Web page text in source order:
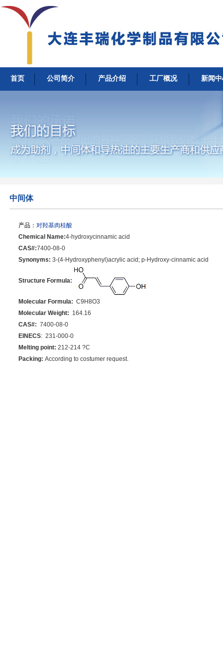
首页 公司简介 产品介绍 工厂概况 新闻
中间体
产品： 对羟基肉桂酸
Chemical Name:4-hydroxycinnamic acid
CAS#:7400-08-0
Synonyms: 3-(4-Hydroxyphenyl)acrylic acid; p-Hydroxy-cinnamic acid
Structure Formula:
Molecular Formula: C9H8O3
Molecular Weight: 164.16
CAS#: 7400-08-0
EINECS: 231-000-0
Melting point: 212-214 ?C
Packing: According to costumer request.